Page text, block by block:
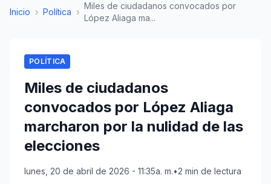
Inicio › Política ›
Miles de ciudadanos convocados por
López Aliaga ma...
POLÍTICA
Miles de ciudadanos
convocados por López Aliaga
marcharon por la nulidad de las
elecciones
lunes, 20 de abril de 2026 - 11:35a. m.•2 min de lectura